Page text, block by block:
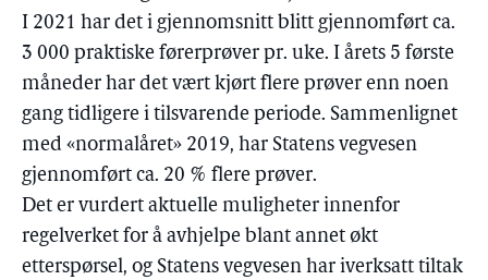
I 2021 har det i gjennomsnitt blitt gjennomført ca.
3 000 praktiske førerprøver pr. uke. I årets 5 første
måneder har det vært kjørt flere prøver enn noen
gang tidligere i tilsvarende periode. Sammenlignet
med «normalåret» 2019, har Statens vegvesen
gjennomført ca. 20 % flere prøver.
Det er vurdert aktuelle muligheter innenfor
regelverket for å avhjelpe blant annet økt
etterspørsel, og Statens vegvesen har iverksatt tiltak